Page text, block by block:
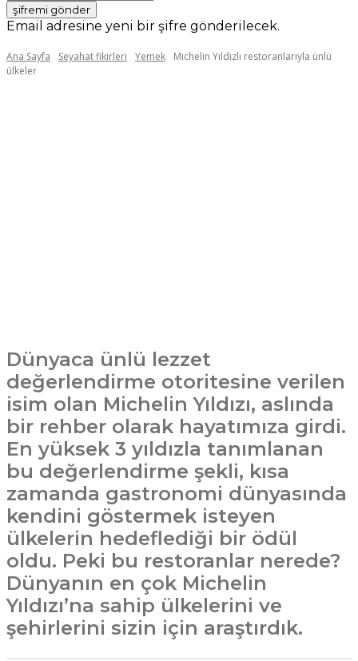
Email adresine yeni bir şifre gönderilecek.
Ana Sayfa Seyahat fikirleri Yemek
Michelin Yıldızlı restoranlarıyla ünlü
ülkeler
Dünyaca ünlü lezzet
değerlendirme otoritesine verilen
isim olan Michelin Yıldızı, aslında
bir rehber olarak hayatımıza girdi.
En yüksek 3 yıldızla tanımlanan
bu değerlendirme şekli, kısa
zamanda gastronomi dünyasında
kendini göstermek isteyen
ülkelerin hedeflediği bir ödül
oldu. Peki bu restoranlar nerede?
Dünyanın en çok Michelin
Yıldızı’na sahip ülkelerini ve
şehirlerini sizin için araştırdık.